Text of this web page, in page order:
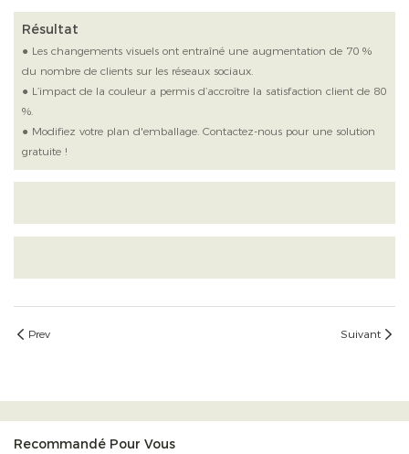
Résultat
● Les changements visuels ont entraîné une augmentation de 70 %
du nombre de clients sur les réseaux sociaux.
● L’impact de la couleur a permis d’accroître la satisfaction client de 80
%.
● Modifiez votre plan d'emballage. Contactez-nous pour une solution
gratuite !
Prev Suivant
Recommandé Pour Vous